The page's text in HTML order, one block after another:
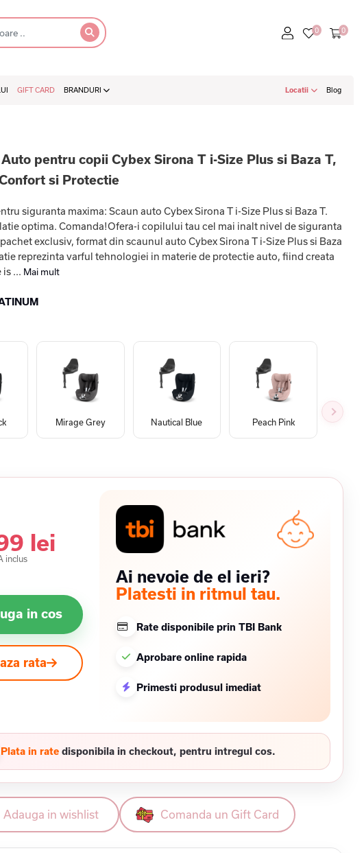
GIFT CARD BRANDURI Locatii Blog
pentru copii Cybex Sirona T i-Size Plus si Baza T,
si Protectie
siguranta maxima: Scaun auto Cybex Sirona T i-Size Plus si Baza T.
optima. Comanda!Ofera-i copilului tau cel mai inalt nivel de siguranta
exclusiv, format din scaunul auto Cybex Sirona T i-Size Plus si Baza
reprezinta varful tehnologiei in materie de protectie auto, fiind creata
... Mai mult
Mirage Grey Nautical Blue Peach Pink
lei
inclus
in cos
rata
Ai nevoie de el ieri?
Platesti in ritmul tau.
Rate disponibile prin TBI Bank
Aprobare online rapida
Primesti produsul imediat
Plata in rate disponibila in checkout, pentru intregul cos.
Adauga in wishlist Comanda un Gift Card